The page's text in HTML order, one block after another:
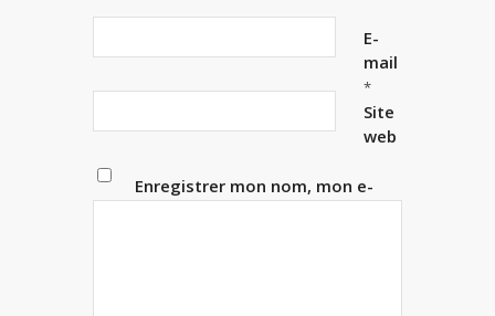
E-
mail
*
Site
web
Enregistrer mon nom, mon e-